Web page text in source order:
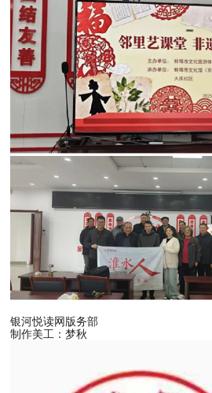
银河悦读网版务部
制作美工：梦秋